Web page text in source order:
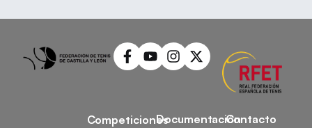
CompeticionesDocumentaciónContacto